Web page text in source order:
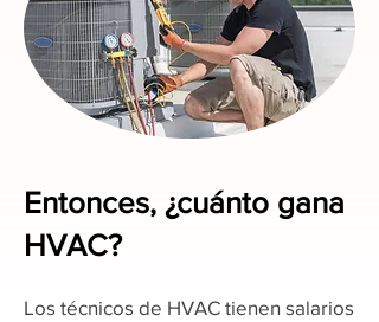
Entonces, ¿cuánto gana
HVAC?
Los técnicos de HVAC tienen salarios